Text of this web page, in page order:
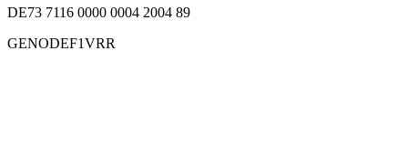
DE73 7116 0000 0004 2004 89
GENODEF1VRR